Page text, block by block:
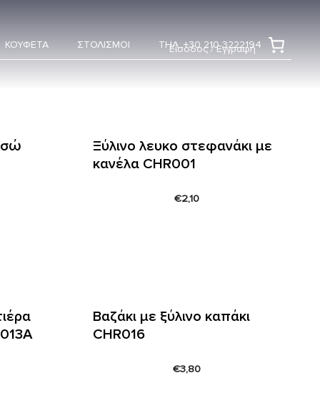
Είσοδος / Εγγραφή
ΚΟΥΦΕΤΑ ΣΤΟΛΙΣΜΟΙ ΤΗΛ. +30 210 3222194
Ξύλινο λευκο στεφανάκι με
κανέλα CHR001
€2,10
Βαζάκι με ξύλινο καπάκι
CHR016
€3,80